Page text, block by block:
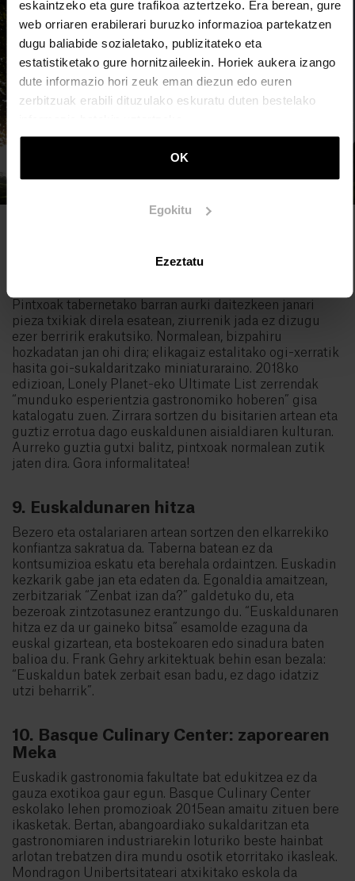
eskaintzeko eta gure trafikoa aztertzeko. Era berean, gure
web orriaren erabilerari buruzko informazioa partekatzen
dugu baliabide sozialetako, publizitateko eta
estatistiketako gure hornitzaileekin. Horiek aukera izango
dute informazio hori zeuk eman diezun edo euren
zerbitzuak erabili dituzulako eskuratu duten bestelako
OK
Egokitu
Ezeztatu
Pintxoak tabernetako barran aurki daitezkeen janari
pieza txikiak direla esatean, ziurrenik jada ez dizugu
ezer berririk erakutsiko. Normalean, bizpahiru
hozkadatan jan ohi dira; elikagaiz estalitako ogi-xerratik
hasita goi-sukaldaritzako miniaturaraino. 2018ko
edizioan, Lonely Planet-eko Ultimate List zerrendak
“munduko esperientzia gastronomiko hoberen” gisa
katalogatu zuen. Zirrara sortzen du bisitarien artean eta
guztiz errotua dago euskaldunen aisialdiaren kulturan.
Aurreko guztia gutxi balitz, pintxoak normalean zutik
jaten dira. Gora informalitatea!
9. Euskaldunaren hitza
Bezero eta ostalariaren artean sortzen den elkarrekiko
konfiantza sakratua da. Taberna batean ez da
kontsumizioa eskatu eta berehala ordaintzen. Euskadin
kezkarik gabe jan eta edaten da. Egonaldia amaitzean,
zerbitzariak “Zenbat izan da?” galdetuko du, eta
bezeroak zintzotasunez erantzungo du. “Euskaldunaren
hitza ez da ur gaineko bitsa” esamolde ezaguna da
euskal gizartean, eta bostekoaren edo sinadura baten
balioa du. Frank Gehry arkitektuak behin esan bezala:
“Euskaldun batek zerbait esan badu, ez dago idatziz
utzi beharrik”.
10. Basque Culinary Center: zaporearen
Meka
Euskadik gastronomia fakultate bat edukitzea ez da
gauza exotikoa gaur egun. Basque Culinary Center
eskolako lehen promozioak 2015ean amaitu zituen bere
ikasketak. Bertan, abangoardiako sukaldaritzan eta
gastronomiaren industriarekin loturiko beste hainbat
arlotan trebatzen dira mundu osotik etorritako ikasleak.
Mondragon Unibertsitateari atxikitako eskola da